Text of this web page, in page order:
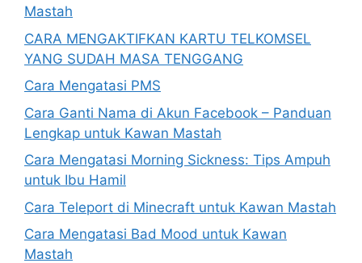
Mastah
CARA MENGAKTIFKAN KARTU TELKOMSEL
YANG SUDAH MASA TENGGANG
Cara Mengatasi PMS
Cara Ganti Nama di Akun Facebook – Panduan
Lengkap untuk Kawan Mastah
Cara Mengatasi Morning Sickness: Tips Ampuh
untuk Ibu Hamil
Cara Teleport di Minecraft untuk Kawan Mastah
Cara Mengatasi Bad Mood untuk Kawan
Mastah